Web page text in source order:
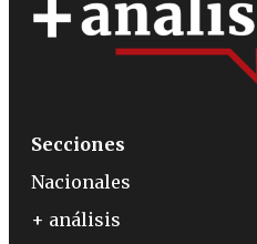
Secciones
Nacionales
+ análisis